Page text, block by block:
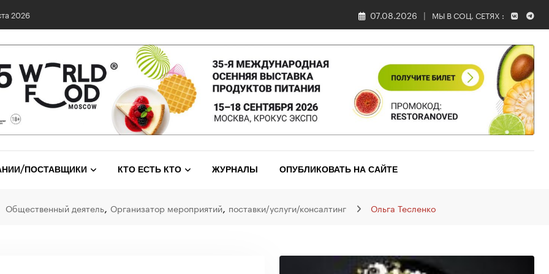
2026 07.08.2026 МЫ В СОЦ. СЕТЯХ :
ПОСТАВЩИКИ КТО ЕСТЬ КТО ЖУРНАЛЫ ОПУБЛИКОВАТЬ НА САЙТЕ
Общественный деятель Организатор мероприятий поставки/услуги/консалтинг Ольга Тесленко